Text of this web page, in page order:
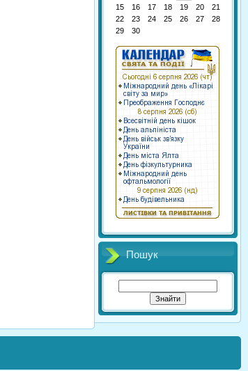
15
16 17 18 19 20
21
22
23 24 25 26 27
28
29
30
Пошук